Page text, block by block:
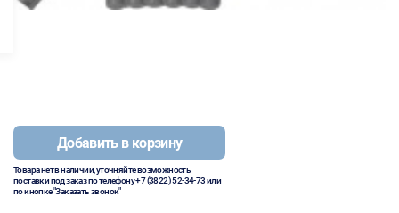
Добавить в корзину
Товара нет в наличии, уточняйте возможность
поставки под заказ по телефону+7 (3822) 52-34-73или
по кнопке "Заказать звонок"